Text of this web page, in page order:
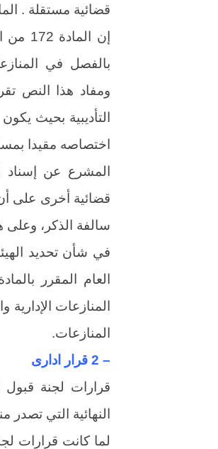
قضائية مستقلة . المادة 172 من
إن
بالفصل في
ومفاد هذا النص
التأديبية بحيث
اختصاصه مقيدا
المشرع عن إسناد
في شأن تحديد
المنازعات الإدارية
المنازعات.
– 2 قرار ادارى
قرارات لجنة قبول
النهائية التي تصدر